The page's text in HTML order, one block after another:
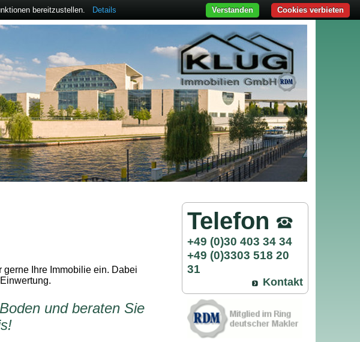
Ihre Immobilie ein. Dabei
und beraten Sie
Telefon
+49 (0)30 403 34 34
+49 (0)3303 518 20
31
Kontakt
bereitzustellen. Details Cookies verbieten
Verstanden